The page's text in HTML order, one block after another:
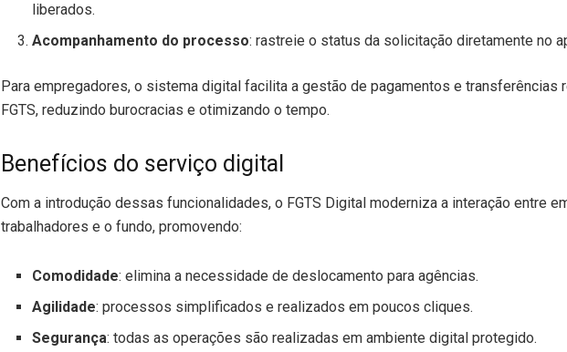
liberados.
Acompanhamento do processo: rastreie o status da solicitação diretamente no
Para empregadores, o sistema digital facilita a gestão de pagamentos e transferências
FGTS, reduzindo burocracias e otimizando o tempo.
Benefícios do serviço digital
Com a introdução dessas funcionalidades, o FGTS Digital moderniza a interação entre
trabalhadores e o fundo, promovendo:
Comodidade: elimina a necessidade de deslocamento para agências.
Agilidade: processos simplificados e realizados em poucos cliques.
Segurança: todas as operações são realizadas em ambiente digital protegido.